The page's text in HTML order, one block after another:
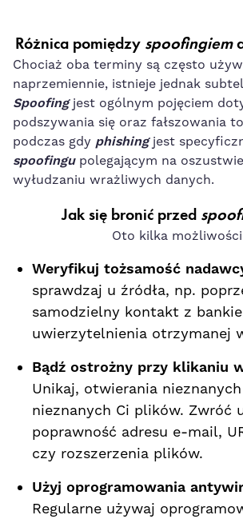
Różnica pomiędzy spoofingiem
Chociaż oba terminy są często
naprzemiennie, istnieje jednak
Spoofing jest ogólnym pojęciem
podszywania się oraz fałszowania
podczas gdy phishingjest
spoofingupolegającym na
wyłudzaniu wrażliwych danych.
Jak się bronić przed
Oto kilka
Weryfikuj tożsamość
sprawdzaj u źródła, np.
samodzielny kontakt z
uwierzytelnienia otrzymanej
Bądź ostrożny przy klikaniu
Unikaj, otwierania
nieznanych Ci plików. Zwróć
poprawność adresu e-mail,
czy rozszerzenia plików.
Użyj oprogramowania
Regularne używaj